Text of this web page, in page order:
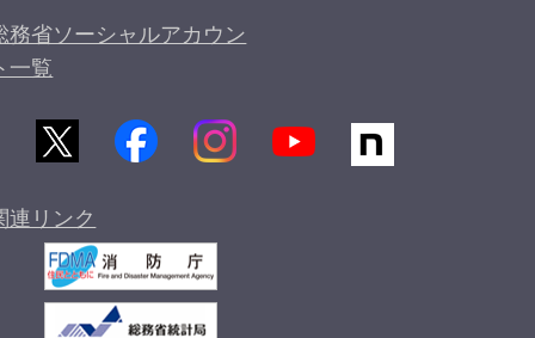
務省ソーシャルアカウン
一覧
連リンク